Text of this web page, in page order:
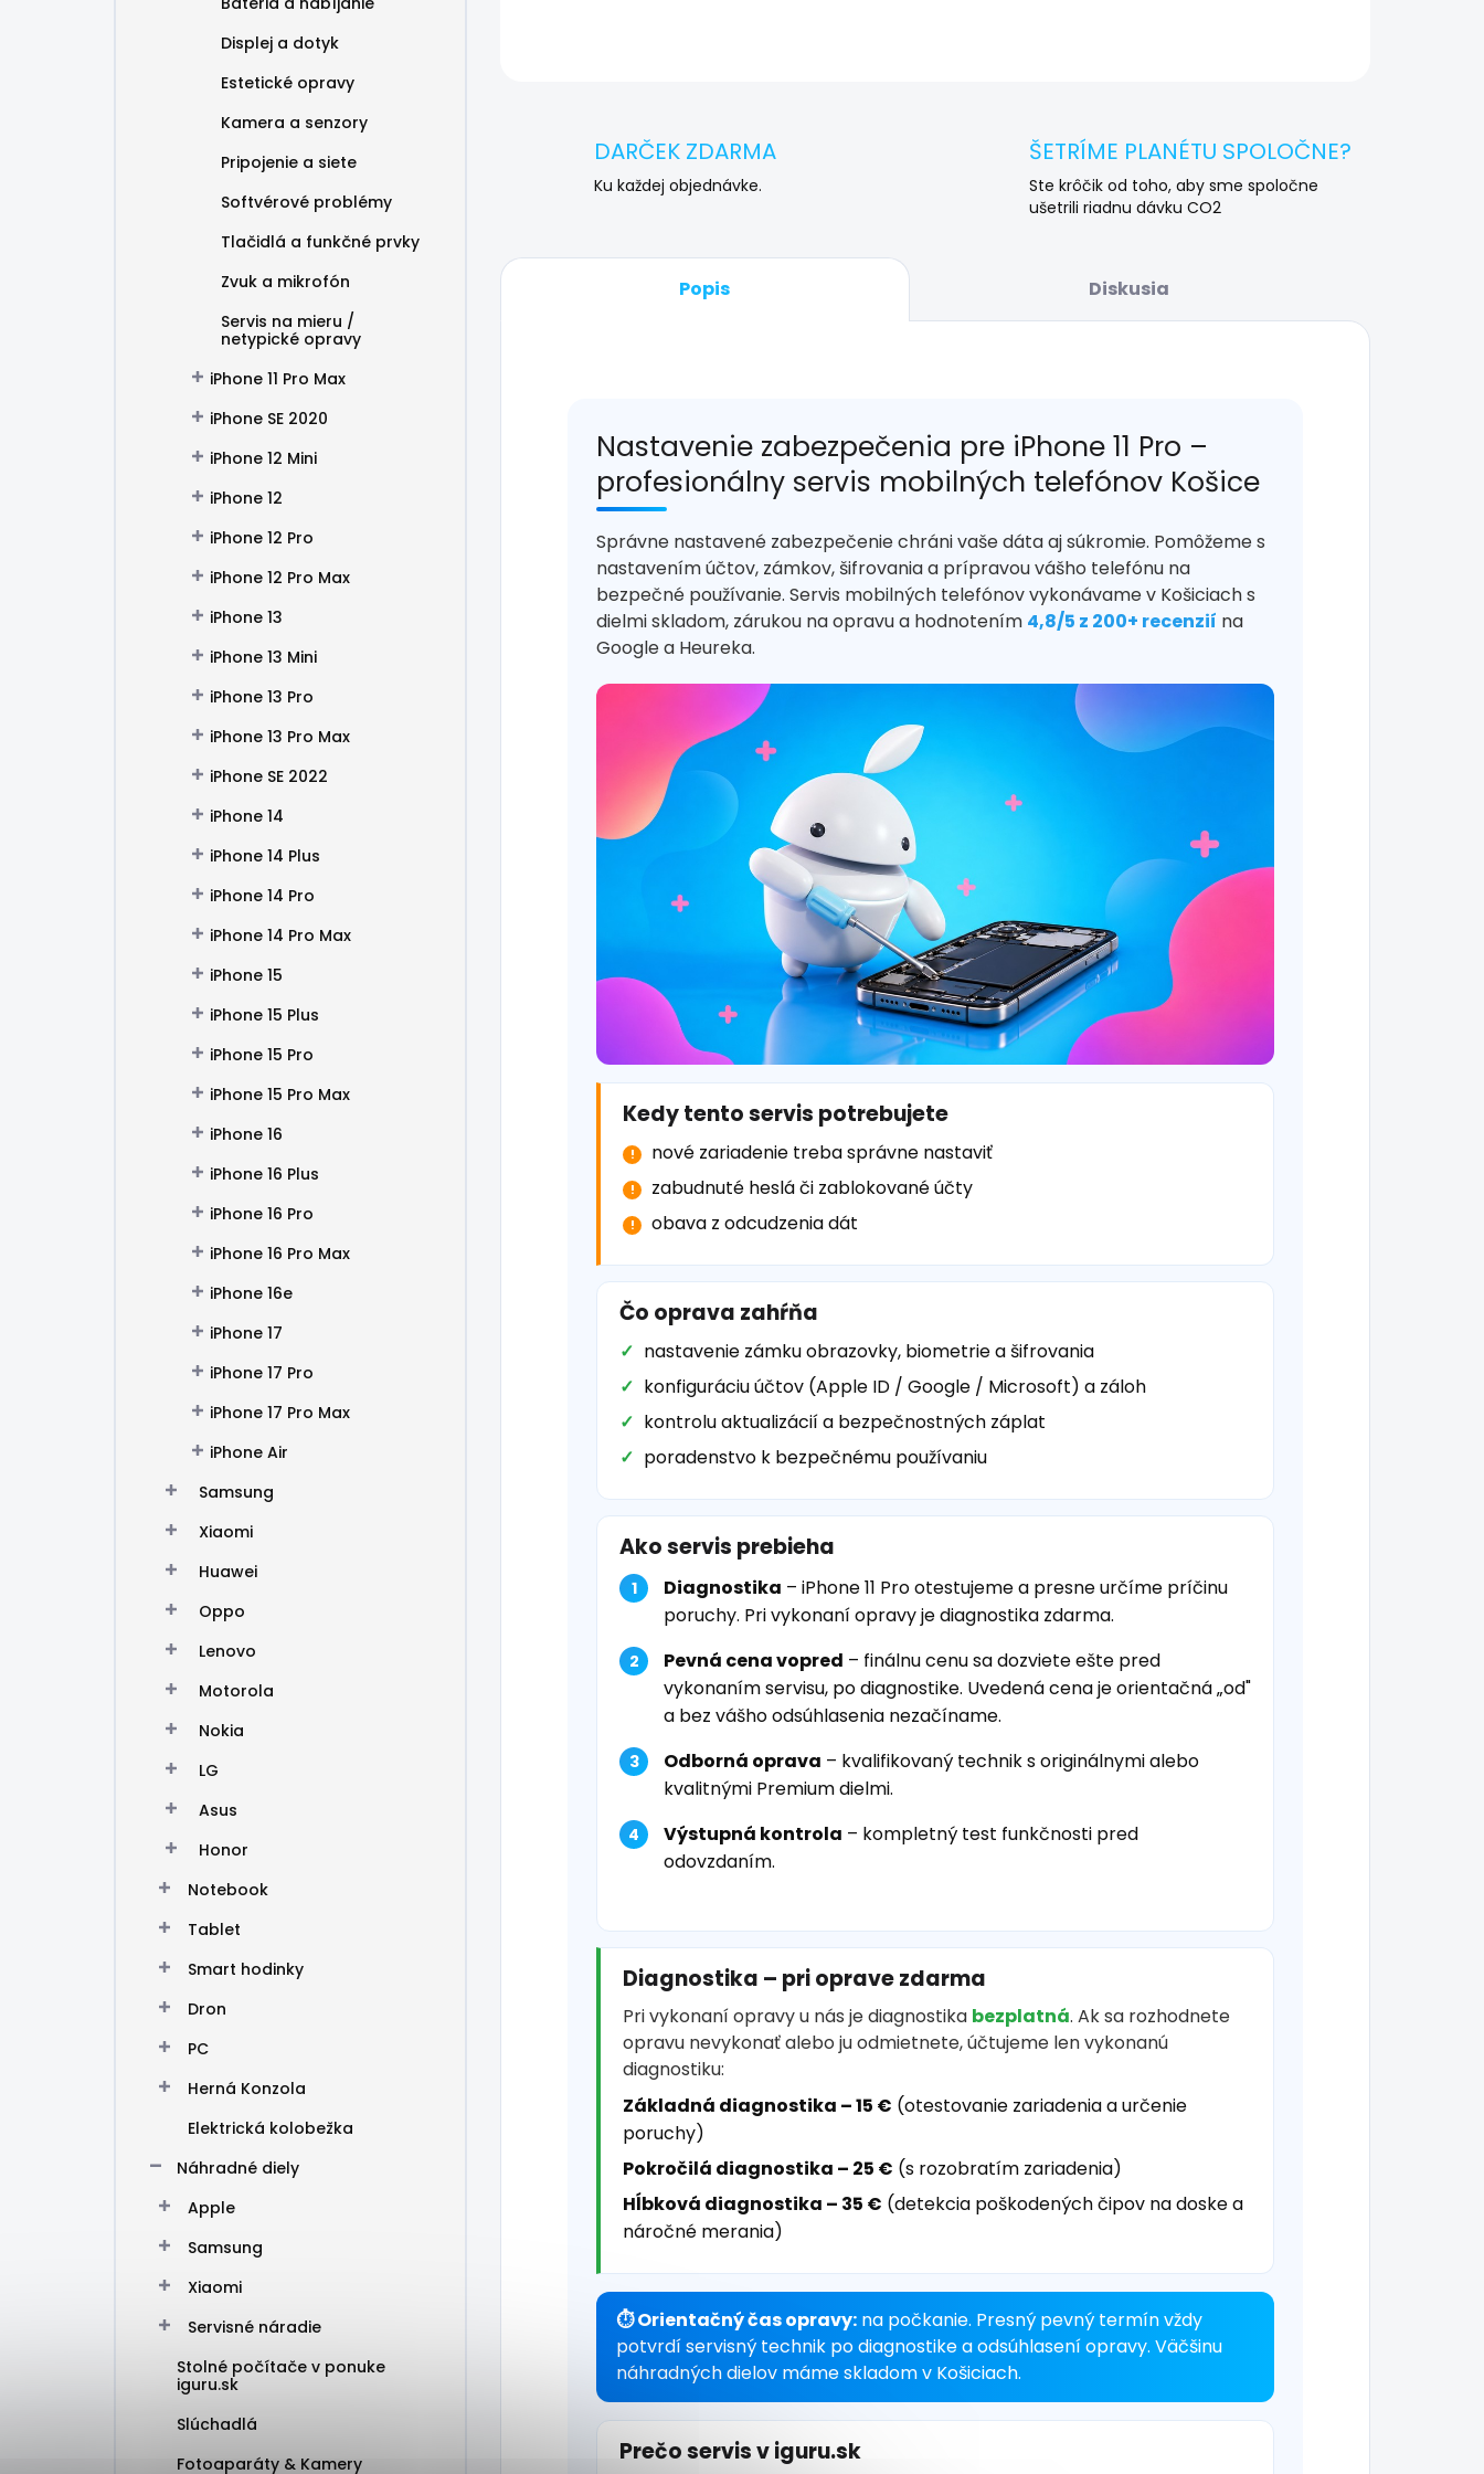
Displej a dotyk
Estetické opravy
Kamera a senzory
Pripojenie a siete
Softvérové problémy
Tlačidlá a funkčné prvky
Zvuk a mikrofón
Servis na mieru /
netypické opravy
iPhone 11 Pro Max
iPhone SE 2020
iPhone 12 Mini
iPhone 12
iPhone 12 Pro
iPhone 12 Pro Max
iPhone 13
iPhone 13 Mini
iPhone 13 Pro
iPhone 13 Pro Max
iPhone SE 2022
iPhone 14
iPhone 14 Plus
iPhone 14 Pro
iPhone 14 Pro Max
iPhone 15
iPhone 15 Plus
iPhone 15 Pro
iPhone 15 Pro Max
iPhone 16
iPhone 16 Plus
iPhone 16 Pro
iPhone 16 Pro Max
iPhone 16e
iPhone 17
iPhone 17 Pro
iPhone 17 Pro Max
iPhone Air
Samsung
Xiaomi
Huawei
Oppo
Lenovo
Motorola
Nokia
LG
Asus
Honor
Notebook
Tablet
Smart hodinky
Dron
PC
Herná Konzola
Elektrická kolobežka
Náhradné diely
Apple
Samsung
Xiaomi
Servisné náradie
Stolné počítače v ponuke
iguru.sk
Slúchadlá
Fotoaparáty & Kamery
DARČEK ZDARMA
Ku každej objednávke.
ŠETRÍME PLANÉTU SPOLOČNE?
Ste krôčik od toho, aby sme spoločne
ušetrili riadnu dávku CO2
Popis Diskusia
Nastavenie zabezpečenia pre iPhone 11 Pro –
profesionálny servis mobilných telefónov Košice
Správne nastavené zabezpečenie chráni vaše dáta aj súkromie. Pomôžeme s
nastavením účtov, zámkov, šifrovania a prípravou vášho telefónu na
bezpečné používanie. Servis mobilných telefónov vykonávame v Košiciach s
dielmi skladom, zárukou na opravu a hodnotením 4,8/5 z 200+ recenzií na
Google a Heureka.
Kedy tento servis potrebujete
nové zariadenie treba správne nastaviť
zabudnuté heslá či zablokované účty
obava z odcudzenia dát
Čo oprava zahŕňa
nastavenie zámku obrazovky, biometrie a šifrovania
konfiguráciu účtov (Apple ID / Google / Microsoft) a záloh
kontrolu aktualizácií a bezpečnostných záplat
poradenstvo k bezpečnému používaniu
Ako servis prebieha
Diagnostika – iPhone 11 Pro otestujeme a presne určíme príčinu
poruchy. Pri vykonaní opravy je diagnostika zdarma.
Pevná cena vopred – finálnu cenu sa dozviete ešte pred
vykonaním servisu, po diagnostike. Uvedená cena je orientačná „od"
a bez vášho odsúhlasenia nezačíname.
Odborná oprava – kvalifikovaný technik s originálnymi alebo
kvalitnými Premium dielmi.
Výstupná kontrola – kompletný test funkčnosti pred
odovzdaním.
Diagnostika – pri oprave zdarma
Pri vykonaní opravy u nás je diagnostika bezplatná. Ak sa rozhodnete
opravu nevykonať alebo ju odmietnete, účtujeme len vykonanú
diagnostiku:
Základná diagnostika – 15 € (otestovanie zariadenia a určenie
poruchy)
Pokročilá diagnostika – 25 € (s rozobratím zariadenia)
Hĺbková diagnostika – 35 € (detekcia poškodených čipov na doske a
náročné merania)
⏱ Orientačný čas opravy: na počkanie. Presný pevný termín vždy
potvrdí servisný technik po diagnostike a odsúhlasení opravy. Väčšinu
náhradných dielov máme skladom v Košiciach.
Prečo servis v iguru.sk